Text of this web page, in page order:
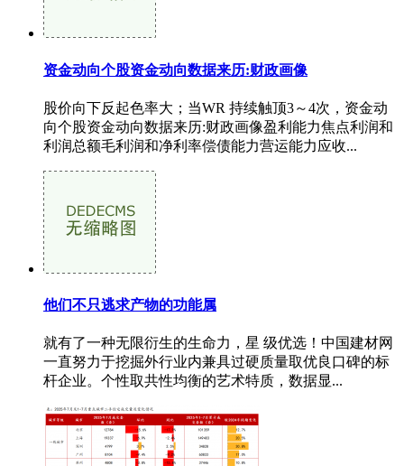
资金动向个股资金动向数据来历:财政画像
股价向下反起色率大；当WR 持续触顶3～4次，资金动
向个股资金动向数据来历:财政画像盈利能力焦点利润和
利润总额毛利润和净利率偿债能力营运能力应收...
他们不只逃求产物的功能属
就有了一种无限衍生的生命力，星 级优选！中国建材网
一直努力于挖掘外行业内兼具过硬质量取优良口碑的标
杆企业。个性取共性均衡的艺术特质，数据显...